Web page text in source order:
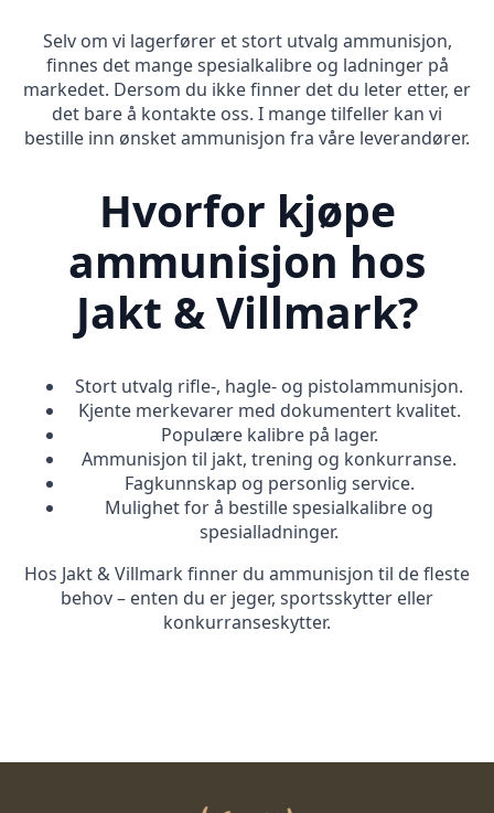
Selv om vi lagerfører et stort utvalg ammunisjon,
finnes det mange spesialkalibre og ladninger på
markedet. Dersom du ikke finner det du leter etter, er
det bare å kontakte oss. I mange tilfeller kan vi
bestille inn ønsket ammunisjon fra våre leverandører.
Hvorfor kjøpe
ammunisjon hos
Jakt & Villmark?
Stort utvalg rifle-, hagle- og pistolammunisjon.
Kjente merkevarer med dokumentert kvalitet.
Populære kalibre på lager.
Ammunisjon til jakt, trening og konkurranse.
Fagkunnskap og personlig service.
Mulighet for å bestille spesialkalibre og
spesialladninger.
Hos Jakt & Villmark finner du ammunisjon til de fleste
behov – enten du er jeger, sportsskytter eller
konkurranseskytter.